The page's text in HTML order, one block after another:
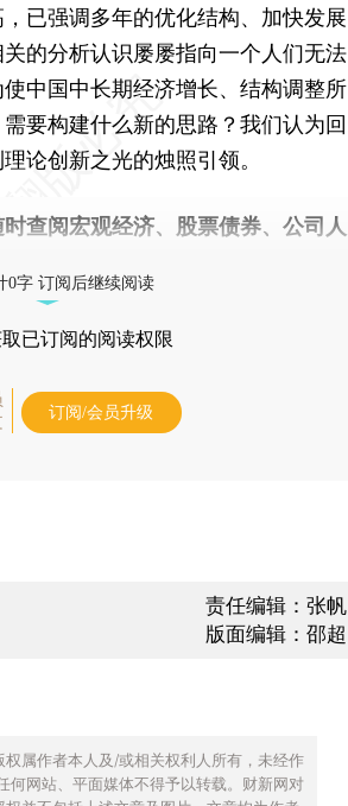
已强调多年的优化结构、加快发展
的分析认识屡屡指向一个人们无法
中国中长期经济增长、结构调整所
要构建什么新的思路？我们认为回
论创新之光的烛照引领。
时查阅宏观经济、股票债券、公司人
0字 订阅后继续阅读
取已订阅的阅读权限
订阅/会员升级
责任编辑：张帆
版面编辑：邵超
属作者本人及/或相关权利人所有，未经作
何网站、平面媒体不得予以转载。财新网对